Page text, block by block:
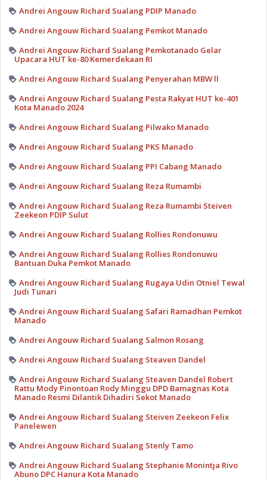
Andrei Angouw Richard Sualang PDIP Manado
Andrei Angouw Richard Sualang Pemkot Manado
Andrei Angouw Richard Sualang Pemkotanado Gelar
Upacara HUT ke-80 Kemerdekaan RI
Andrei Angouw Richard Sualang Penyerahan MBW ll
Andrei Angouw Richard Sualang Pesta Rakyat HUT ke-401
Kota Manado 2024
Andrei Angouw Richard Sualang Pilwako Manado
Andrei Angouw Richard Sualang PKS Manado
Andrei Angouw Richard Sualang PPI Cabang Manado
Andrei Angouw Richard Sualang Reza Rumambi
Andrei Angouw Richard Sualang Reza Rumambi Steiven
Zeekeon PDIP Sulut
Andrei Angouw Richard Sualang Rollies Rondonuwu
Andrei Angouw Richard Sualang Rollies Rondonuwu
Bantuan Duka Pemkot Manado
Andrei Angouw Richard Sualang Rugaya Udin Otniel Tewal
Judi Tunari
Andrei Angouw Richard Sualang Safari Ramadhan Pemkot
Manado
Andrei Angouw Richard Sualang Salmon Rosang
Andrei Angouw Richard Sualang Steaven Dandel
Andrei Angouw Richard Sualang Steaven Dandel Robert
Rattu Mody Pinontoan Rody Minggu DPD Bamagnas Kota
Manado Resmi Dilantik Dihadiri Sekot Manado
Andrei Angouw Richard Sualang Steiven Zeekeon Felix
Panelewen
Andrei Angouw Richard Sualang Stenly Tamo
Andrei Angouw Richard Sualang Stephanie Monintja Rivo
Abuno DPC Hanura Kota Manado